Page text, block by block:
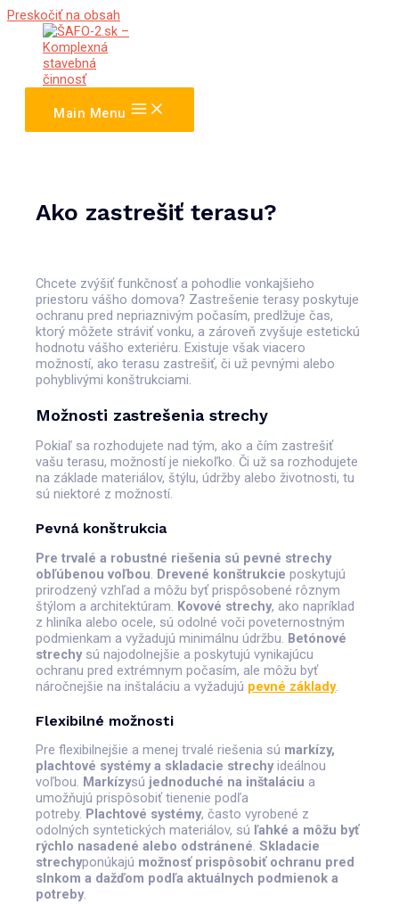
Preskočiť na obsah
Main Menu
Ako zastrešiť terasu?
Chcete zvýšiť funkčnosť a pohodlie vonkajšieho
priestoru vášho domova? Zastrešenie terasy poskytuje
ochranu pred nepriaznivým počasím, predlžuje čas,
ktorý môžete stráviť vonku, a zároveň zvyšuje estetickú
hodnotu vášho exteriéru. Existuje však viacero
možností, ako terasu zastrešiť, či už pevnými alebo
pohyblivými konštrukciami.
Možnosti zastrešenia strechy
Pokiaľ sa rozhodujete nad tým, ako a čím zastrešiť
vašu terasu, možností je niekoľko. Či už sa rozhodujete
na základe materiálov, štýlu, údržby alebo životnosti, tu
sú niektoré z možností.
Pevná konštrukcia
Pre trvalé a robustné riešenia sú pevné strechy
obľúbenou voľbou. Drevené konštrukcie poskytujú
prirodzený vzhľad a môžu byť prispôsobené rôznym
štýlom a architektúram. Kovové strechy, ako napríklad
z hliníka alebo ocele, sú odolné voči poveternostným
podmienkam a vyžadujú minimálnu údržbu. Betónové
strechysú najodolnejšie a poskytujú vynikajúcu
ochranu pred extrémnym počasím, ale môžu byť
náročnejšie na inštaláciu a vyžadujú pevné základy.
Flexibilné možnosti
Pre flexibilnejšie a menej trvalé riešenia sú markízy,
plachtové systémy a skladacie strechyideálnou
voľbou. Markízysú jednoduché na inštaláciu a
umožňujú prispôsobiť tienenie podľa
potreby. Plachtové systémy, často vyrobené z
odolných syntetických materiálov, sú ľahké a môžu byť
rýchlo nasadené alebo odstránené.Skladacie
strechyponúkajú možnosť prispôsobiť ochranu pred
slnkom a dažďom podľa aktuálnych podmienok a
potreby.